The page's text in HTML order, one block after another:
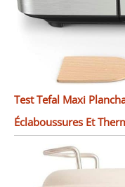
Test Tefal Maxi
Éclaboussures Et